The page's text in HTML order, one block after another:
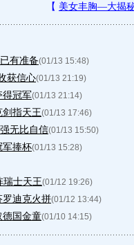
有准备(01/13 15:48)
获信心(01/13 21:19)
得冠军(01/13 21:14)
指天王(01/13 17:46)
无比自信(01/13 15:50)
军捧杯(01/13 15:28)
瑞士天王(01/12 19:26)
迪克火拼(01/12 13:44)
德国金童(01/10 14:15)